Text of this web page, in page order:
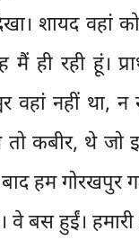
शायद वहां
ही रही हूं।
वहां नहीं था,
कबीर, थे जो
हम गोरखपुर
वे बस हुईं।